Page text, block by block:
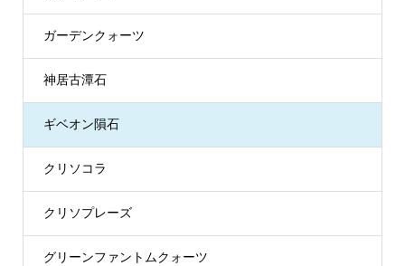
ガーデンクォーツ
神居古潭石
ギベオン隕石
クリソコラ
クリソプレーズ
グリーンファントムクォーツ